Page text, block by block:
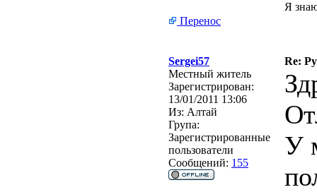
Я
Перенос
Sergei57
Re:
Местный житель
Зарегистрирован:
13/01/2011 13:06
Из: Алтай
Група:
Зарегистрированные
пользователи
Сообщений: 155
У